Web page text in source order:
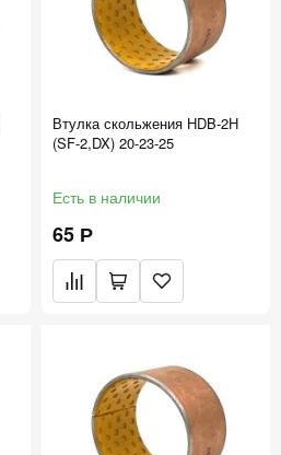
Втулка скольжения HDB-2H
(SF-2,DX) 20-23-25
Есть в наличии
65 Р